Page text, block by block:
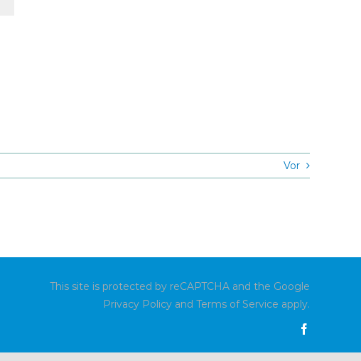
Vor
This site is protected by reCAPTCHA and the Google
Privacy Policy and Terms of Service apply.